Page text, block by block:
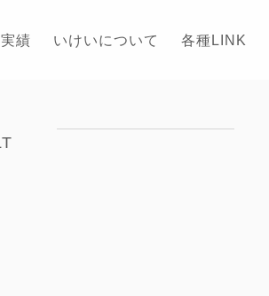
績 いけいについて 各種LINK